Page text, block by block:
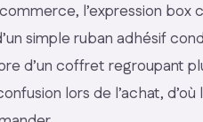
l’expression box
simple ruban adhésif
d’un coffret regroupant
lors de l’achat, d’où